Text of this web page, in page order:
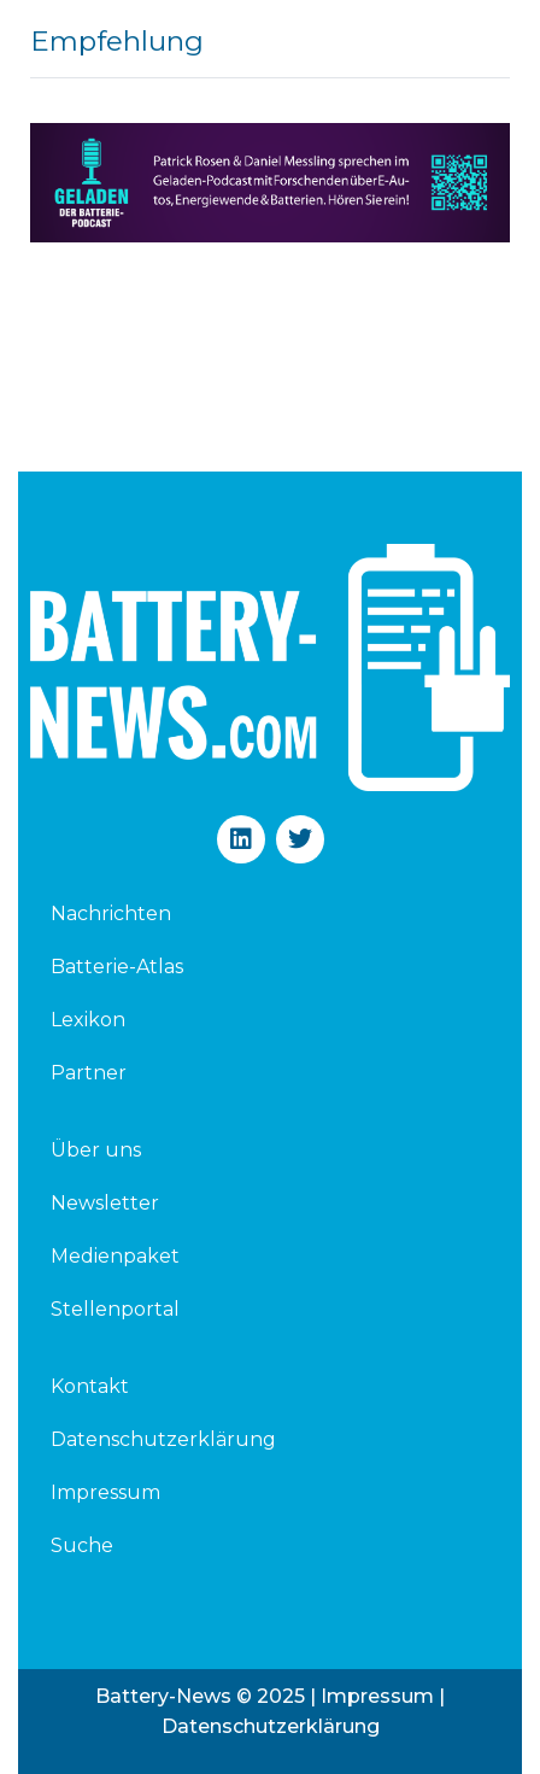
Empfehlung
L
i
T
w
Nachrichten
Batterie-Atlas
Lexikon
Partner
Über uns
Newsletter
Medienpaket
Stellenportal
Kontakt
Datenschutzerklärung
Impressum
Suche
Battery-News © 2025 | Impressum |
Datenschutzerklärung